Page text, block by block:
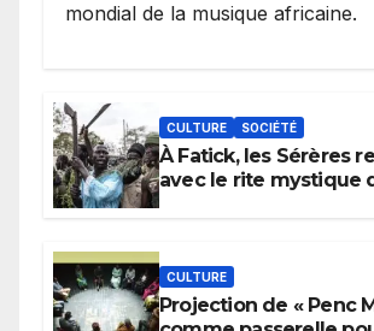
mondial de la musique africaine.
CULTURE SOCIÉTÉ
À Fatick, les Sérères
avec le rite mystique
CULTURE
Projection de « Penc